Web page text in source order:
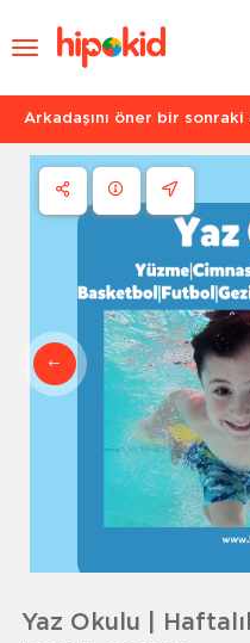
Arkadaşını öner bir
Yaz Okulu |